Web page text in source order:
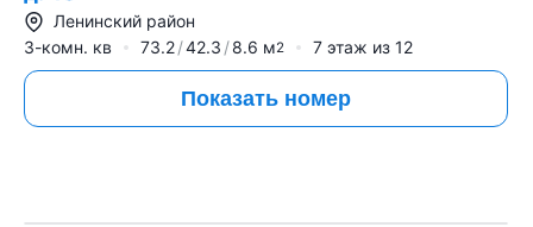
Ленинский район
3-комн. кв
73.2 42.3 8.6 м2 7 этаж из 12
Показать номер